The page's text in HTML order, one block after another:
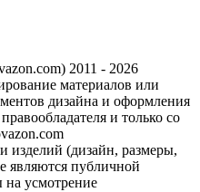
2011 - 2026
материалов или
дизайна и оформления
и только со
изделий (дизайн, размеры,
являются публичной
усмотрение